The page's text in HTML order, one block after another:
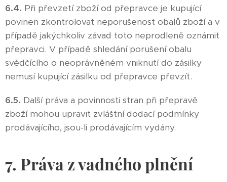
6.4. Při převzetí zboží od přepravce je kupující
povinen zkontrolovat neporušenost obalů zboží a v
případě jakýchkoliv závad toto neprodleně oznámit
přepravci. V případě shledání porušení obalu
svědčícího o neoprávněném vniknutí do zásilky
nemusí kupující zásilku od přepravce převzít.
6.5. Další práva a povinnosti stran při přepravě
zboží mohou upravit zvláštní dodací podmínky
prodávajícího, jsou-li prodávajícím vydány.
7. Práva z vadného plnění